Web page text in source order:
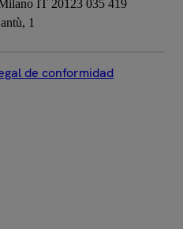
IT 20123 035 419
1
de conformidad